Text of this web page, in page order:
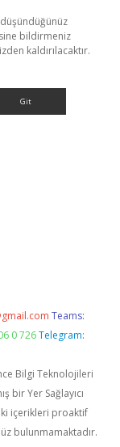
bildirmeniz
kaldırılacaktır.
Teams:
0 726 Telegram:
Bilgi Teknolojileri
bir Yer Sağlayıcı
içerikleri proaktif
bulunmamaktadır.